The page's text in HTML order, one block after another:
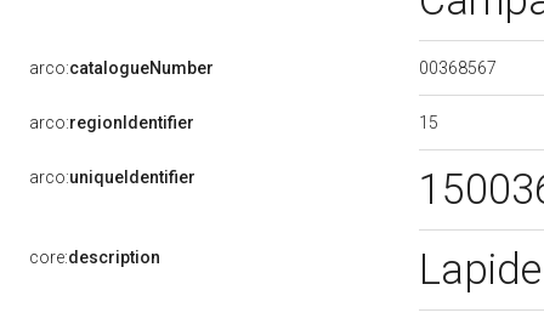
arco:catalogueNumber 00368567
arco:regionIdentifier 15
arco:uniqueIdentifier
core:description